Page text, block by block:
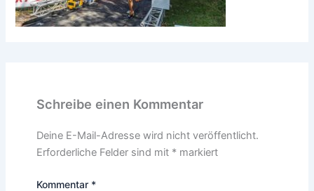
Schreibe einen Kommentar
Deine E-Mail-Adresse wird nicht veröffentlicht.
Erforderliche Felder sind mit *markiert
Kommentar *